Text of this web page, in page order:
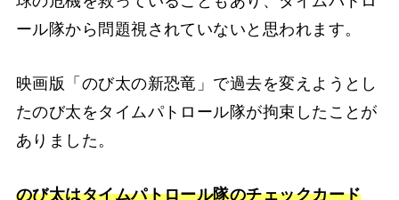
ール隊から問題視されていないと思われます。
映画版「のび太の新恐竜」で過去を変えようとし
たのび太をタイムパトロール隊が拘束したことが
ありました。
のび太はタイムパトロール隊のチェックカード